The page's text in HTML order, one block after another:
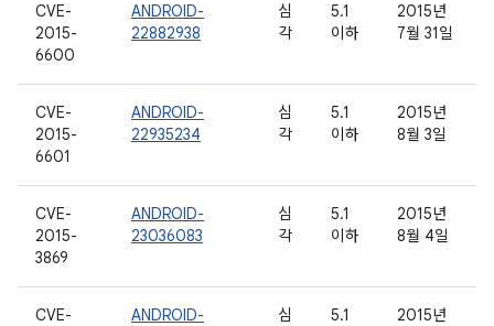
CVE-
2015-
6600
ANDROID-
22882938
심
각
5.1
이하
2015년
7월 31일
CVE-
2015-
6601
ANDROID-
22935234
심
각
5.1
이하
2015년
8월 3일
CVE-
2015-
3869
ANDROID-
23036083
심
각
5.1
이하
2015년
8월 4일
CVE-
ANDROID-
심
5.1
2015년